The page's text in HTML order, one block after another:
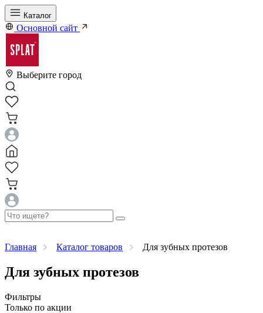
Каталог
Основной сайт
Выберите город
Главная Каталог товаров Для зубных протезов
Для зубных протезов
Фильтры
Только по акции